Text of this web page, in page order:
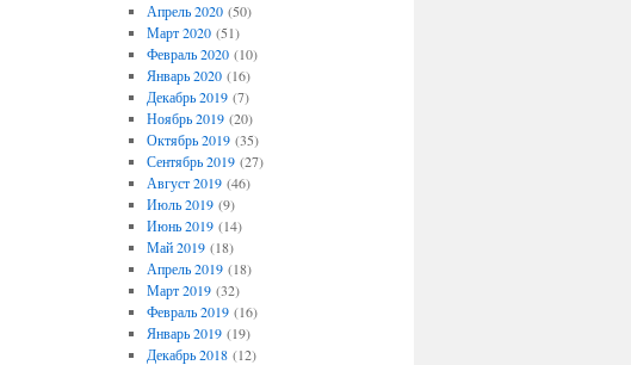
Апрель 2020(50)
Март 2020(51)
Февраль 2020(10)
Январь 2020(16)
Декабрь 2019(7)
Ноябрь 2019(20)
Октябрь 2019(35)
Сентябрь 2019(27)
Август 2019(46)
Июль 2019(9)
Июнь 2019(14)
Май 2019(18)
Апрель 2019(18)
Март 2019(32)
Февраль 2019(16)
Январь 2019(19)
Декабрь 2018(12)